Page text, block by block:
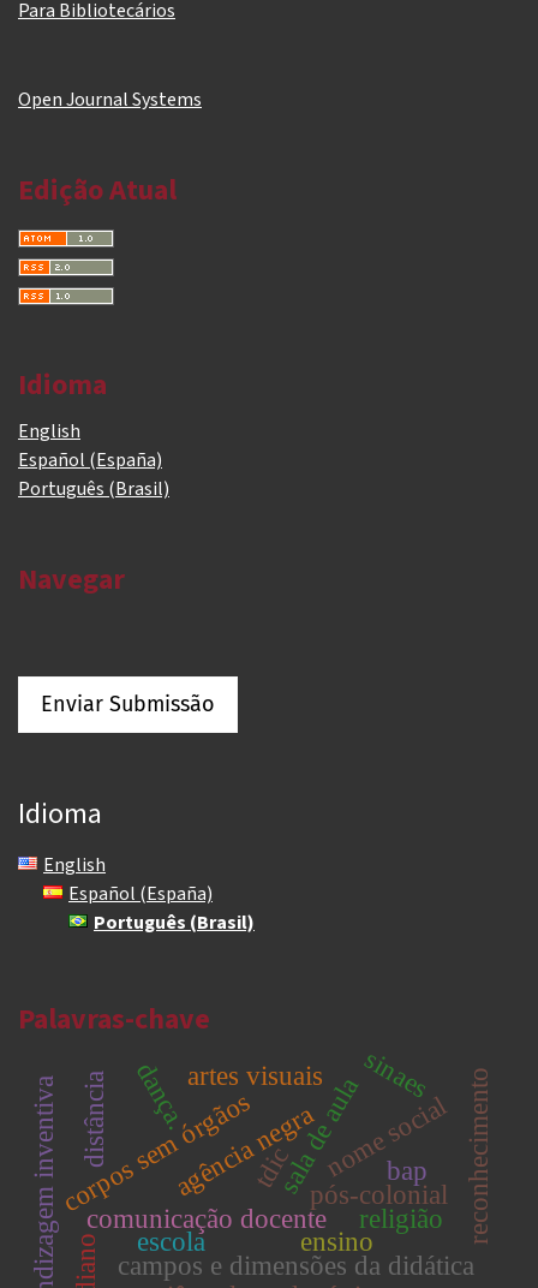
Para Bibliotecários
Open Journal Systems
Edição Atual
Idioma
English
Español (España)
Português (Brasil)
Navegar
Enviar Submissão
Idioma
English
Español (España)
Português (Brasil)
Palavras-chave
comunicação docente
corpos sem órgãos
ensino
sala de aula
campos e dimensões da didática
agência negrapós-colonial
dança.
tdic nome social reconhecimento
artes visuais
aprendizagem inventiva
sinaes
bap
distância
religião
escola